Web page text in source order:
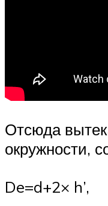
Отсюда
окружности,
De=d+2× h’,